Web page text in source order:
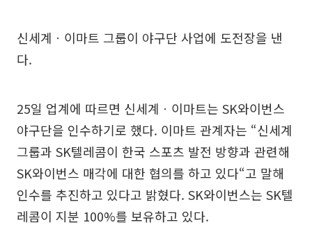
신세계ㆍ이마트 그룹이 야구단 사업에 도전장을 낸
다.
25일 업계에 따르면 신세계ㆍ이마트는 SK와이번스
야구단을 인수하기로 했다. 이마트 관계자는 “신세계
그룹과 SK텔레콤이 한국 스포츠 발전 방향과 관련해
SK와이번스 매각에 대한 협의를 하고 있다“고 말해
인수를 추진하고 있다고 밝혔다. SK와이번스는 SK텔
레콤이 지분 100%를 보유하고 있다.